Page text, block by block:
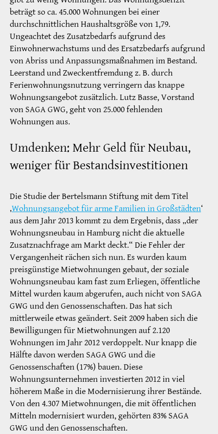
beträgt so ca. 45.000 Wohnungen bei einer
durchschnittlichen Haushaltsgröße von 1,79.
Ungeachtet des Zusatzbedarfs aufgrund des
Einwohnerwachstums und des Ersatzbedarfs aufgrund
von Abriss und Anpassungsmaßnahmen im Bestand.
Leerstand und Zweckentfremdung z. B. durch
Ferienwohnungsnutzung verringern das knappe
Wohnungsangebot zusätzlich. Lutz Basse, Vorstand
von SAGA GWG, geht von 25.000 fehlenden
Wohnungen aus.
Umdenken: Mehr Geld für Neubau,
weniger für Bestandsinvestitionen
Die Studie der Bertelsmann Stiftung mit dem Titel
‚Wohnungsangebot für arme Familien in Großstädten‘
aus dem Jahr 2013 kommt zu dem Ergebnis, dass „der
Wohnungsneubau in Hamburg nicht die aktuelle
Zusatznachfrage am Markt deckt.“ Die Fehler der
Vergangenheit rächen sich nun. Es wurden kaum
preisgünstige Mietwohnungen gebaut, der soziale
Wohnungsneubau kam fast zum Erliegen, öffentliche
Mittel wurden kaum abgerufen, auch nicht von SAGA
GWG und den Genossenschaften. Das hat sich
mittlerweile etwas geändert. Seit 2009 haben sich die
Bewilligungen für Mietwohnungen auf 2.120
Wohnungen im Jahr 2012 verdoppelt. Nur knapp die
Hälfte davon werden SAGA GWG und die
Genossenschaften (17%) bauen. Diese
Wohnungsunternehmen investierten 2012 in viel
höherem Maße in die Modernisierung ihrer Bestände.
Von den 4.307 Mietwohnungen, die mit öffentlichen
Mitteln modernisiert wurden, gehörten 83% SAGA
GWG und den Genossenschaften.